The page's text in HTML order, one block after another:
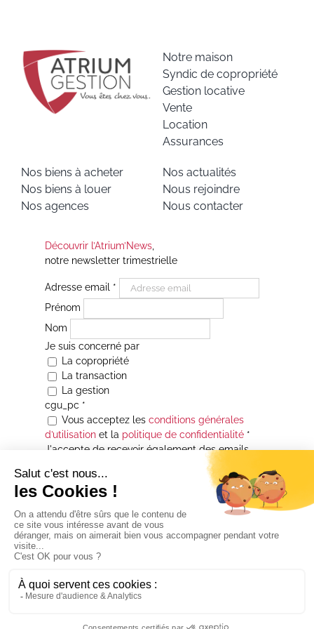
Notre maison
Syndic de copropriété
Gestion locative
Vente
Location
Assurances
Nos biens à acheter
Nos biens à louer
Nos agences
Nos actualités
Nous rejoindre
Nous contacter
Découvrir l’Atrium’News,
notre newsletter trimestrielle
Adresse email *
Prénom
Nom
Je suis concerné par
La copropriété
La transaction
La gestion
cgu_pc *
Vous acceptez les conditions générales
d’utilisationet la politique de confidentialité*
J'accepte de recevoir également des emails
Je souhaite être informé(e) de toutes les
actualités immobilières des agences de la
Maison Atrium Gestion. À tout moment, vous
pourrez utiliser le lien de désabonnement
intégré aux courriers électroniques qui vous
seront envoyés.
* Champs obligatoires